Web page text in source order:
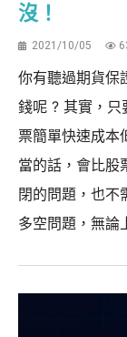
沒！
2021/10/05
你有聽過期貨保
錢呢 ? 其實，只
票簡單快速成本
當的話，會比股
閉的問題，也不
多空問題，無論